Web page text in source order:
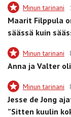
Minun tarinani
Maarit Filppula
säässä kuin
Minun tarinani
Anna ja Valter
Minun tarinani
Jesse de Jong
”Sitten kuulin